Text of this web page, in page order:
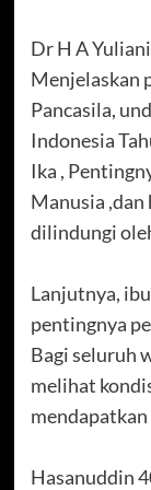
Dr H A
Menjelaskan
Pancasila,
Indonesia
Ika ,
Manusia ,dan
dilindungi
Lanjutnya,
pentingnya
Bagi seluruh
melihat
Hasanuddin